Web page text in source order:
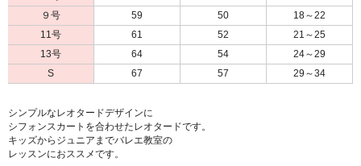
９号
59 50
18～22
11号
61 52
21～25
13号
64 54
24～29
S
67 57 29～34
シンプルなレオタードデザインに
シフォンスカートを合わせたレオタードです。
キッズからジュニアまでバレエ教室の
レッスンにおススメです。